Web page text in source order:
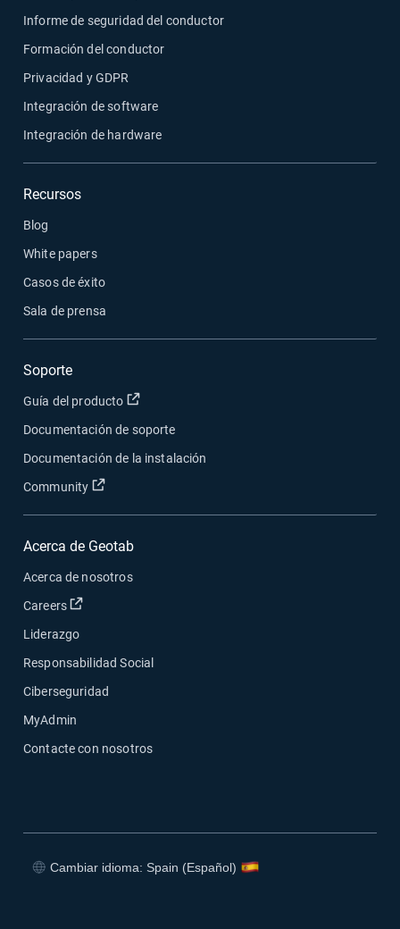
Informe de seguridad del conductor
Formación del conductor
Privacidad y GDPR
Integración de software
Integración de hardware
Recursos
Blog
White papers
Casos de éxito
Sala de prensa
Soporte
Guía del producto Abrir en una nueva ventana
Documentación de soporte
Documentación de la instalación
Community
Abrir en una nueva ventana
Acerca de Geotab
Acerca de nosotros
Careers
Abrir en una nueva ventana
Liderazgo
Responsabilidad Social
Ciberseguridad
MyAdmin
Contacte con nosotros
Cambiar idioma: Spain (Español)